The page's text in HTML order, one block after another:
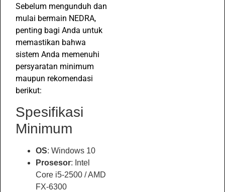
Sebelum mengunduh dan
mulai bermain NEDRA,
penting bagi Anda untuk
memastikan bahwa
sistem Anda memenuhi
persyaratan minimum
maupun rekomendasi
berikut:
Spesifikasi
Minimum
OS: Windows 10
Prosesor: Intel
Core i5-2500 / AMD
FX-6300